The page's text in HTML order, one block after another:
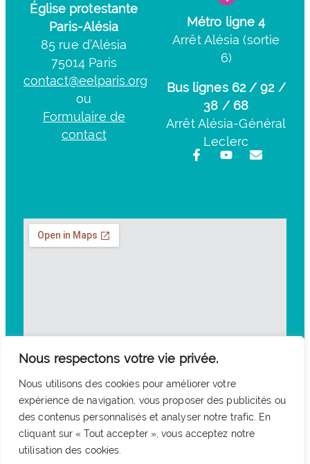
Nous respectons votre vie privée.
Nous utilisons des cookies pour améliorer votre
expérience de navigation, vous proposer des publicités ou
des contenus personnalisés et analyser notre trafic. En
cliquant sur « Tout accepter », vous acceptez notre
utilisation des cookies.
Église protestante
Paris-Alésia
85 rue d’Alésia
75014 Paris
contact@eelparis.org
ou
Formulaire de
contact
Métro ligne 4
Arrêt Alésia (sortie
6)
Bus lignes 62 / 92 /
38 / 68
Arrêt Alésia-Général
Leclerc